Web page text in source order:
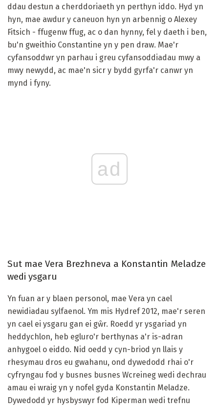
ddau destun a cherddoriaeth yn perthyn iddo. Hyd yn
hyn, mae awdur y caneuon hyn yn arbennig o Alexey
Fitsich - ffugenw ffug, ac o dan hynny, fel y daeth i ben,
bu'n gweithio Constantine yn y pen draw. Mae'r
cyfansoddwr yn parhau i greu cyfansoddiadau mwy a
mwy newydd, ac mae'n sicr y bydd gyrfa'r canwr yn
mynd i fyny.
ad
Sut mae Vera Brezhneva a Konstantin Meladze
wedi ysgaru
Yn fuan ar y blaen personol, mae Vera yn cael
newidiadau sylfaenol. Ym mis Hydref 2012, mae'r seren
yn cael ei ysgaru gan ei gŵr. Roedd yr ysgariad yn
heddychlon, heb egluro'r berthynas a'r is-adran
anhygoel o eiddo. Nid oedd y cyn-briod yn llais y
rhesymau dros eu gwahanu, ond dywedodd rhai o'r
cyfryngau fod y busnes busnes Wcreineg wedi dechrau
amau ​​ei wraig yn y nofel gyda Konstantin Meladze.
Dywedodd yr hysbyswyr fod Kiperman wedi trefnu